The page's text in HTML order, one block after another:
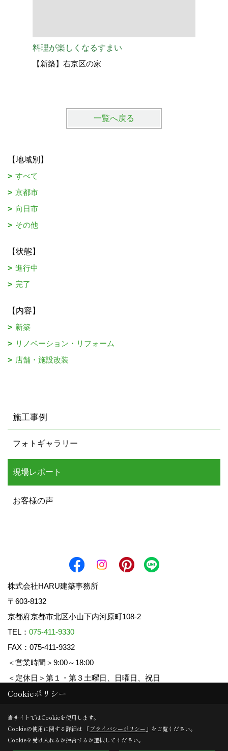
料理が楽しくなるすまい
【新築】右京区の家
一覧へ戻る
【地域別】
すべて
京都市
向日市
その他
【状態】
進行中
完了
【内容】
新築
リノベーション・リフォーム
店舗・施設改装
施工事例
フォトギャラリー
現場レポート
お客様の声
株式会社HARU建築事務所
〒603-8132
京都府京都市北区小山下内河原町108-2
TEL： 075-411-9330
FAX：075-411-9332
＜営業時間＞9:00～18:00
＜定休日＞第１・第３土曜日、日曜日、祝日
Copyright (c) HARU ARCHITECTS CO.,LTD. All Rights Reserved.
Produced byゴデスクリエイト
Cookieポリシー
当サイトではCookieを使用します。
Cookieの使用に関する詳細は 「プライバシーポリシー 」をご覧ください。
Cookieを受け入れるか拒否するか選択してください。